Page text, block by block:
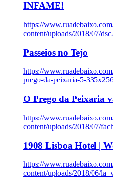
INFAME!
https://
content/uploads/2018/07/
Passeios no Tejo
https://
prego-da-peixaria-5-
O Prego da Peixaria
https://
content/uploads/2018/07/
1908 Lisboa Hotel |
https://
content/uploads/2018/06/